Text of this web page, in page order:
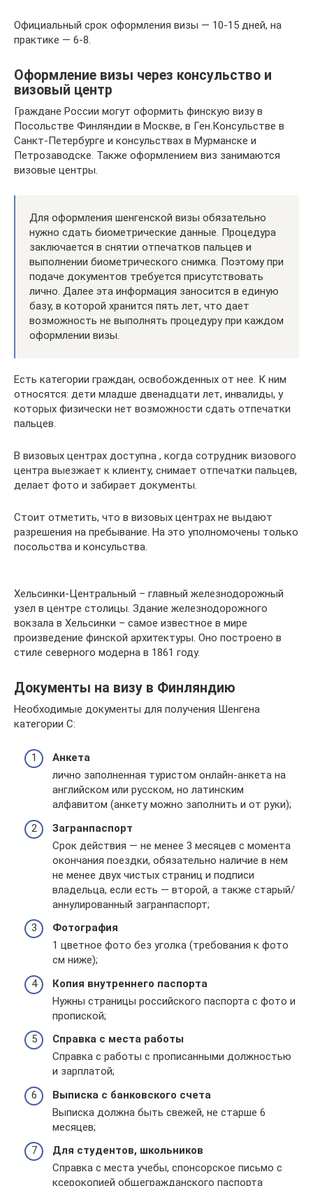
Официальный срок оформления визы — 10-15 дней, на
практике — 6-8.
Оформление визы через консульство и
визовый центр
Граждане России могут оформить финскую визу в
Посольстве Финляндии в Москве, в Ген.Консульстве в
Санкт-Петербурге и консульствах в Мурманске и
Петрозаводске. Также оформлением виз занимаются
визовые центры.
Для оформления шенгенской визы обязательно
нужно сдать биометрические данные. Процедура
заключается в снятии отпечатков пальцев и
выполнении биометрического снимка. Поэтому при
подаче документов требуется присутствовать
лично. Далее эта информация заносится в единую
базу, в которой хранится пять лет, что дает
возможность не выполнять процедуру при каждом
оформлении визы.
Есть категории граждан, освобожденных от нее. К ним
относятся: дети младше двенадцати лет, инвалиды, у
которых физически нет возможности сдать отпечатки
пальцев.
В визовых центрах доступна , когда сотрудник визового
центра выезжает к клиенту, снимает отпечатки пальцев,
делает фото и забирает документы.
Стоит отметить, что в визовых центрах не выдают
разрешения на пребывание. На это уполномочены только
посольства и консульства.
Хельсинки-Центральный – главный железнодорожный
узел в центре столицы. Здание железнодорожного
вокзала в Хельсинки – самое известное в мире
произведение финской архитектуры. Оно построено в
стиле северного модерна в 1861 году.
Документы на визу в Финляндию
Необходимые документы для получения Шенгена
категории C:
Анкета
лично заполненная туристом онлайн-анкета на
английском или русском, но латинским
алфавитом (анкету можно заполнить и от руки);
Загранпаспорт
Срок действия — не менее 3 месяцев с момента
окончания поездки, обязательно наличие в нем
не менее двух чистых страниц и подписи
владельца, если есть — второй, а также старый/
аннулированный загранпаспорт;
Фотография
1 цветное фото без уголка (требования к фото
см ниже);
Копия внутреннего паспорта
Нужны страницы российского паспорта с фото и
пропиской;
Справка с места работы
Справка с работы с прописанными должностью
и зарплатой;
Выписка с банковского счета
Выписка должна быть свежей, не старше 6
месяцев;
Для студентов, школьников
Справка с места учебы, спонсорское письмо с
ксерокопией общегражданского паспорта